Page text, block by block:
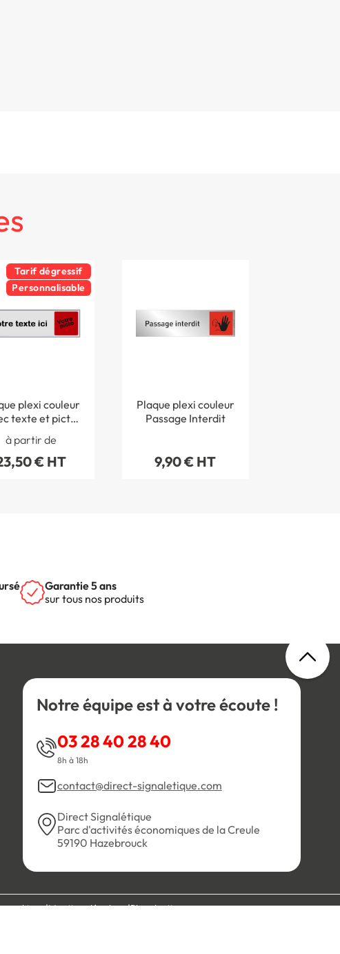
Tarif dégressif
Personnalisable
plexi couleur
texte et picto
à partir de
€ HT
Plaque plexi couleur
Passage Interdit
9,90 € HT
Garantie 5 ans
sur tous nos produits
Notre équipe est à votre écoute !
03 28 40 28 40
8h à 18h
contact@direct-signaletique.com
Direct Signalétique
Parc d'activités économiques de la Creule
59190 Hazebrouck
cookies Mentions légales Plan du site